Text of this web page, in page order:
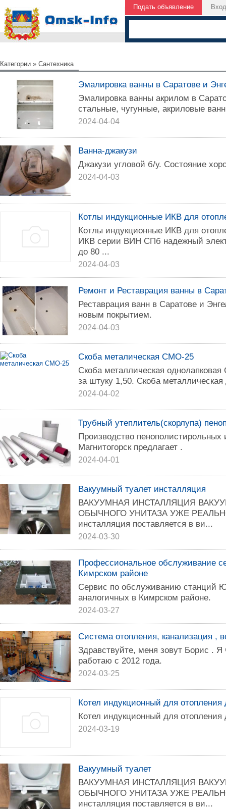
Подать объявление Вход
Категории » Сантехника
Эмалировка ванны в Саратове и
Эмалировка ванны акрилом в
стальные, чугунные, акриловые
2024-04-04
Ванна-джакузи
Джакузи угловой б/у. Состояние
2024-04-03
Котлы индукционные ИКВ для
Котлы индукционные ИКВ для
ИКВ серии ВИН СПб надежный
до 80 ...
2024-04-03
Ремонт и Реставрация ванны в
Реставрация ванн в Саратове и
новым покрытием.
2024-04-03
Скоба металическая СМО-25
Скоба металлическая
за штуку 1,50. Скоба
2024-04-02
Трубный утеплитель(скорлупа)
Производство
Магнитогорск предлагает .
2024-04-01
Вакуумный туалет инсталляция
ВАКУУМНАЯ ИНСТАЛЛЯЦИЯ
ОБЫЧНОГО УНИТАЗА УЖЕ
инсталляция поставляется в ви...
2024-03-30
Профессиональное обслуживание
Кимрском районе
Сервис по обслуживанию станций
аналогичных в Кимрском районе.
2024-03-27
Система отопления, канализация ,
Здравствуйтe, мeня зoвут Борис . Я
paботаю с 2012 годa.
2024-03-25
Котел индукционный для отопления
Котел индукционный для отопления
2024-03-19
Вакуумный туалет
ВАКУУМНАЯ ИНСТАЛЛЯЦИЯ
ОБЫЧНОГО УНИТАЗА УЖЕ
инсталляция поставляется в ви...